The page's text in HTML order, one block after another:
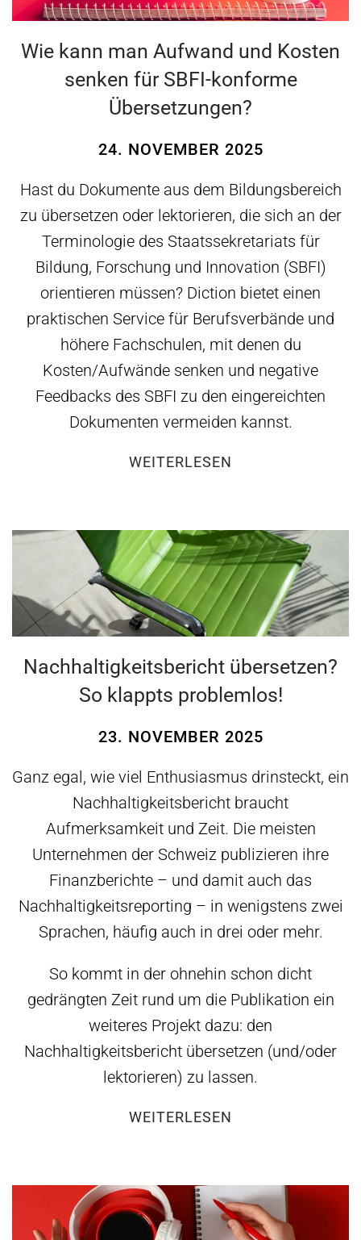
Wie kann man Aufwand und Kosten
senken für SBFI-konforme
Übersetzungen?
24. NOVEMBER 2025
Hast du Dokumente aus dem Bildungsbereich
zu übersetzen oder lektorieren, die sich an der
Terminologie des Staatssekretariats für
Bildung, Forschung und Innovation (SBFI)
orientieren müssen? Diction bietet einen
praktischen Service für Berufsverbände und
höhere Fachschulen, mit denen du
Kosten/Aufwände senken und negative
Feedbacks des SBFI zu den eingereichten
Dokumenten vermeiden kannst.
WEITERLESEN
Nachhaltigkeitsbericht übersetzen?
So klappts problemlos!
23. NOVEMBER 2025
Ganz egal, wie viel Enthusiasmus drinsteckt, ein
Nachhaltigkeitsbericht braucht
Aufmerksamkeit und Zeit. Die meisten
Unternehmen der Schweiz publizieren ihre
Finanzberichte – und damit auch das
Nachhaltigkeitsreporting – in wenigstens zwei
Sprachen, häufig auch in drei oder mehr.
So kommt in der ohnehin schon dicht
gedrängten Zeit rund um die Publikation ein
weiteres Projekt dazu: den
Nachhaltigkeitsbericht übersetzen (und/oder
lektorieren) zu lassen.
WEITERLESEN